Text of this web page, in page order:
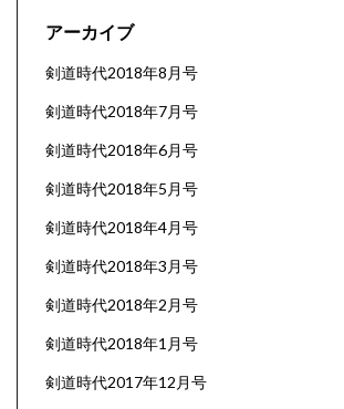
アーカイブ
剣道時代2018年8月号
剣道時代2018年7月号
剣道時代2018年6月号
剣道時代2018年5月号
剣道時代2018年4月号
剣道時代2018年3月号
剣道時代2018年2月号
剣道時代2018年1月号
剣道時代2017年12月号